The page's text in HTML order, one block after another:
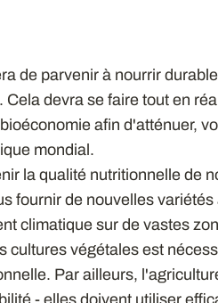
de parvenir à nourrir
devra se faire tout en
afin d'atténuer,
mondial.
la qualité nutritionnelle de
fournir de nouvelles
climatique sur de vastes
cultures végétales est
Par ailleurs,
- elles doivent utiliser